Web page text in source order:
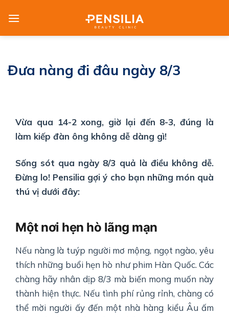
Đưa nàng đi đâu ngày 8/3
Vừa qua 14-2 xong, giờ lại đến 8-3, đúng là
làm kiếp đàn ông không dễ dàng gì!
Sống sót qua ngày 8/3 quả là điều không dễ.
Đừng lo! Pensilia gợi ý cho bạn những món quà
thú vị dưới đây:
Một nơi hẹn hò lãng mạn
Nếu nàng là tuýp người mơ mộng, ngọt ngào, yêu
thích những buổi hẹn hò như phim Hàn Quốc. Các
chàng hãy nhân dịp 8/3 mà biến mong muốn này
thành hiện thực. Nếu tình phí rủng rỉnh, chàng có
thể mời người ấy đến một nhà hàng kiểu Âu ấm